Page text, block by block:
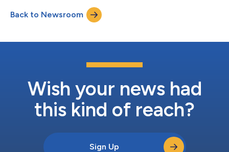
développement du Thykamine™, notre produit principal. Bien
que notre entente de distribution de DEXLANSOPRAZOLE soit
maintenant terminée, nos l...
Back to Newsroom
Wish your news had
this kind of reach?
Sign Up